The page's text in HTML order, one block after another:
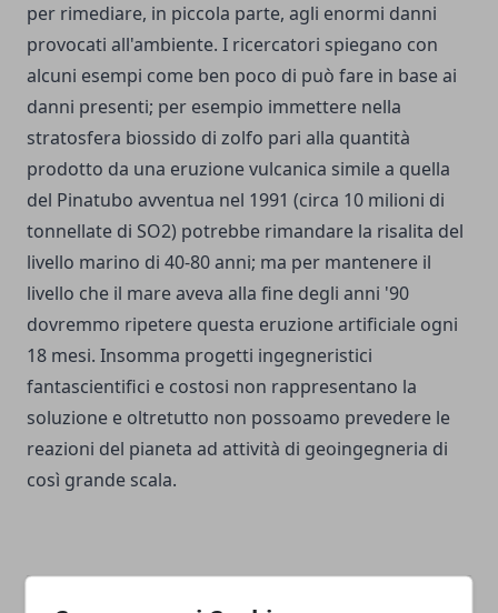
per rimediare, in piccola parte, agli enormi danni
provocati all'ambiente. I ricercatori spiegano con
alcuni esempi come ben poco di può fare in base ai
danni presenti; per esempio immettere nella
stratosfera biossido di zolfo pari alla quantità
prodotto da una eruzione vulcanica simile a quella
del Pinatubo avventua nel 1991 (circa 10 milioni di
tonnellate di SO2) potrebbe rimandare la risalita del
livello marino di 40-80 anni; ma per mantenere il
livello che il mare aveva alla fine degli anni '90
dovremmo ripetere questa eruzione artificiale ogni
18 mesi. Insomma progetti ingegneristici
fantascientifici e costosi non rappresentano la
soluzione e oltretutto non possoamo prevedere le
reazioni del pianeta ad attività di geoingegneria di
così grande scala.